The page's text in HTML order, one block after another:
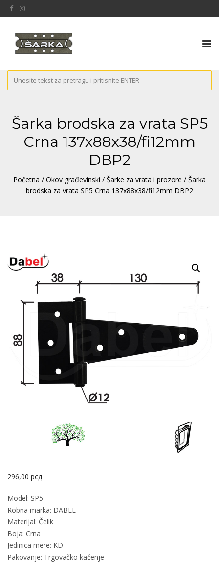
Šarka brodska za vrata SP5
Crna 137x88x38/fi12mm
DBP2
Početna / Okov građevinski / Šarke za vrata i prozore / Šarka
brodska za vrata SP5 Crna 137x88x38/fi12mm DBP2
296,00 рсд
Model: SP5
Robna marka: DABEL
Materijal: Čelik
Boja: Crna
Jedinica mere: KD
Pakovanje: Trgovačko kačenje